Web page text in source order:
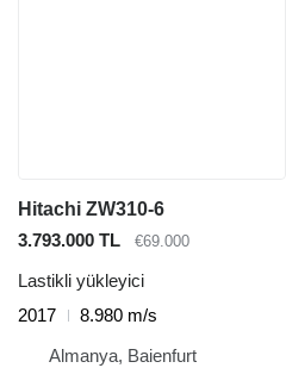
Hitachi ZW310-6
3.793.000 TL
€69.000
Lastikli yükleyici
2017
8.980 m/s
Almanya, Baienfurt